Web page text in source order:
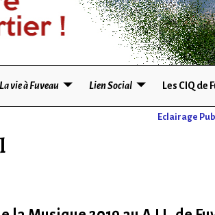
La vie à Fuveau Lien Social Les CIQ de
Eclairage